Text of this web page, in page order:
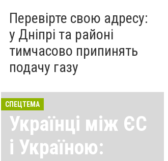
Перевірте свою адресу:
у Дніпрі та районі
тимчасово припинять
подачу газу
СПЕЦТЕМА
Українці між ЄС
і Україною: